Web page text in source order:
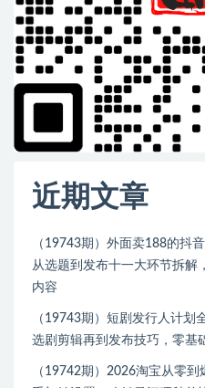
近期文章
（19743期）外面卖188的抖
从选题到发布十一大环节拆解
内容
（19743期）短剧发行人计划
选剧剪辑再到发布技巧，零基
（19742期）2026淘宝从零